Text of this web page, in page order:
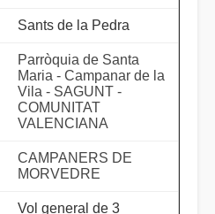
Sants de la Pedra
Parròquia de Santa
Maria - Campanar de la
Vila - SAGUNT -
COMUNITAT
VALENCIANA
CAMPANERS DE
MORVEDRE
Vol general de 3